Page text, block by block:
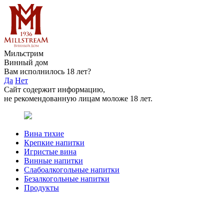
Мильстрим
Винный дом
Вам исполнилось 18 лет?
Да Нет
Сайт содержит информацию,
не рекомендованную лицам моложе 18 лет.
Вина тихие
Крепкие напитки
Игристые вина
Винные напитки
Слабоалкогольные напитки
Безалкогольные напитки
Продукты